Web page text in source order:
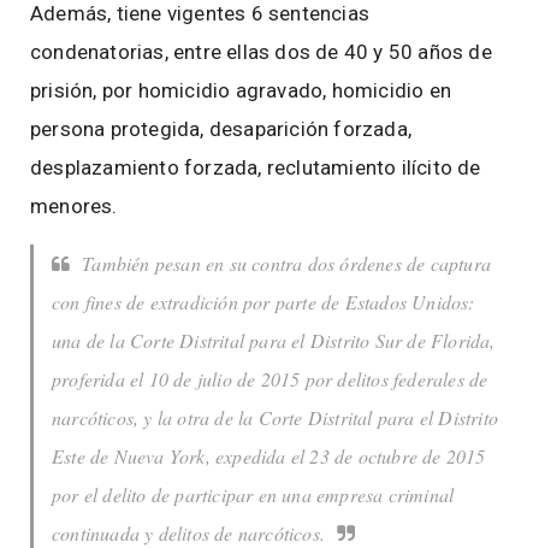
Además, tiene vigentes 6 sentencias
condenatorias, entre ellas dos de 40 y 50 años de
prisión, por homicidio agravado, homicidio en
persona protegida, desaparición forzada,
desplazamiento forzada, reclutamiento ilícito de
menores.
También pesan en su contra dos órdenes de captura
con fines de extradición por parte de Estados Unidos:
una de la Corte Distrital para el Distrito Sur de Florida,
proferida el 10 de julio de 2015 por delitos federales de
narcóticos, y la otra de la Corte Distrital para el Distrito
Este de Nueva York, expedida el 23 de octubre de 2015
por el delito de participar en una empresa criminal
continuada y delitos de narcóticos.